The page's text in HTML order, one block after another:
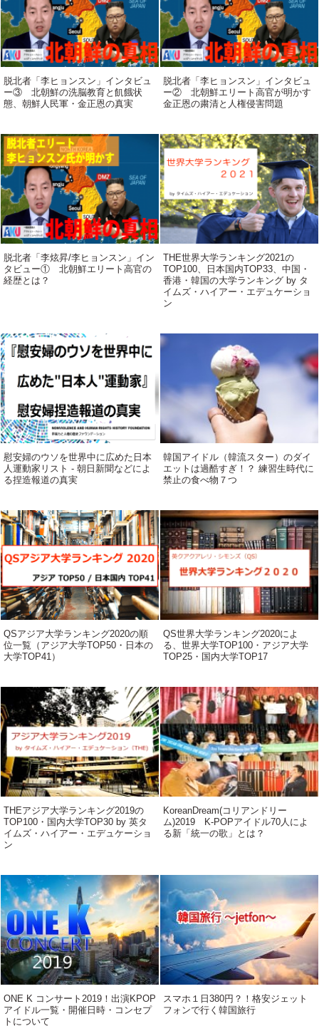
脱北者「李ヒョンスン」インタビュ
ー③ 北朝鮮の洗脳教育と飢餓状
態、朝鮮人民軍・金正恩の真実
脱北者「李ヒョンスン」インタビュ
ー② 北朝鮮エリート高官が明かす
金正恩の粛清と人権侵害問題
脱北者「李炫昇/李ヒョンスン」イン
タビュー① 北朝鮮エリート高官の
経歴とは？
THE世界大学ランキング2021の
TOP100、日本国内TOP33、中国・
香港・韓国の大学ランキング by タ
イムズ・ハイアー・エデュケーショ
ン
慰安婦のウソを世界中に広めた日本
人運動家リスト - 朝日新聞などによ
る捏造報道の真実
韓国アイドル（韓流スター）のダイ
エットは過酷すぎ！？ 練習生時代に
禁止の食べ物７つ
QSアジア大学ランキング2020の順
位一覧（アジア大学TOP50・日本の
大学TOP41）
QS世界大学ランキング2020によ
る、世界大学TOP100・アジア大学
TOP25・国内大学TOP17
THEアジア大学ランキング2019の
TOP100・国内大学TOP30 by 英タ
イムズ・ハイアー・エデュケーショ
ン
KoreanDream(コリアンドリー
ム)2019 K-POPアイドル70人によ
る新「統一の歌」とは？
ONE K コンサート2019！出演KPOP
アイドル一覧・開催日時・コンセプ
トについて
スマホ１日380円？！格安ジェット
フォンで行く韓国旅行